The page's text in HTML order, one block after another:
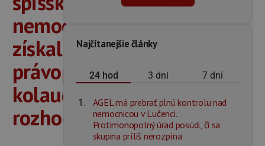
nemocnice
získal
právoplatné
kolaudačné
rozhodnutie
Najčítanejšie články
24 hod 3 dni 7 dní
AGEL má prebrať plnú kontrolu nad
nemocnicou v Lučenci.
Protimonopolný úrad posúdi, či sa
skupina príliš nerozpína